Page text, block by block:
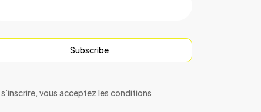
Subscribe
vous acceptez les conditions